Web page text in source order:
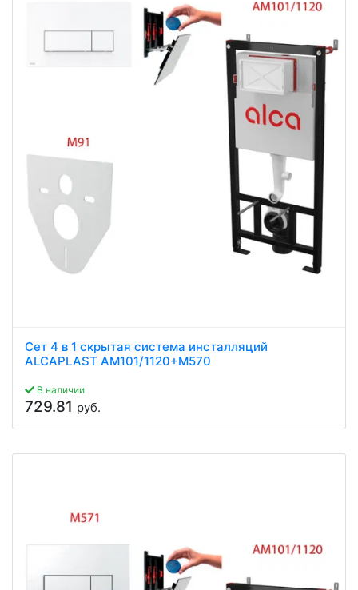
Сет 4 в 1 скрытая система инсталляций
ALCAPLAST AM101/1120+M570
В наличии
729.81 руб.